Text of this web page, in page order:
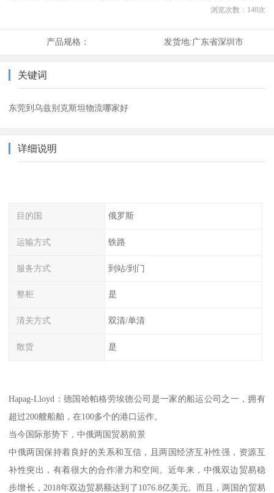
浏览次数： 140次
产品规格： 发货地:广东省深圳市
关键词
东莞到乌兹别克斯坦物流哪家好
详细说明
目的国 俄罗斯
运输方式 铁路
服务方式 到站/到门
整柜 是
清关方式 双清/单清
散货 是
Hapag-Lloyd：德国哈帕格劳埃德公司是一家的船运公司之一，拥有
超过200艘船舶，在100多个的港口运作。
当今国际形势下，中俄两国贸易前景
中俄两国保持着良好的关系和互信，且两国经济互补性强，资源互
补性突出，有着很大的合作潜力和空间。近年来，中俄双边贸易稳
步增长，2018年双边贸易额达到了1076.8亿美元。而且，两国的贸易